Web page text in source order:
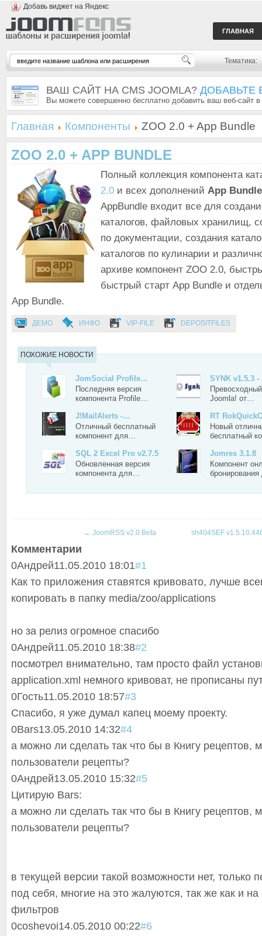
Добавь виджет на Яндекс
ГЛАВНАЯ
Тематика:
ВАШ САЙТ НА CMS JOOMLA? ДОБАВЬТЕ
Вы можете совершенно бесплатно добавить ваш веб-сайт
Главная Компоненты ZOO 2.0 + App Bundle
ZOO 2.0 + APP BUNDLE
Полный коллекция компонента
2.0 и всех дополнений App Bundle
AppBundle входит все для
каталогов, файловых хранилищ,
по документации, создания
каталогов по кулинарии и
архиве компонент ZOO 2.0,
быстрый старт App Bundle и
App Bundle.
ДЕМО ИНФО VIP-FILE DEPOSITFILES
ПОХОЖИЕ НОВОСТИ
JomSocial Profile…
Последняя версия
компонента Profile…
SYNK v1.5.3
Joomla! от…
J!MailAlerts -…
Отличный бесплатный
компонент для…
RT
Новый
бесплатный
SQL 2 Excel Pro v2.7.5
Обновленная версия
компонента для…
Jomres 3.1.8
Компонент
← JoomRSS v2.0 Beta sh404SEF
Комментарии
0Андрей11.05.2010 18:01#1
Как то приложения ставятся кривовато, лучше
копировать в папку media/zoo/applications
но за релиз огромное спасибо
0Андрей11.05.2010 18:38#2
посмотрел внимательно, там просто файл
application.xml немного кривоват, не прописаны
0Гость11.05.2010 18:57#3
Спасибо, я уже думал капец моему проекту.
0Bars13.05.2010 14:32#4
а можно ли сделать так что бы в Книгу рецептов,
пользователи рецепты?
0Андрей13.05.2010 15:32#5
Цитирую Bars:
а можно ли сделать так что бы в Книгу рецептов,
пользователи рецепты?
в текущей версии такой возможности нет, только
под себя, многие на это жалуются, так же как и на
фильтров
0coshevoi14.05.2010 00:22#6